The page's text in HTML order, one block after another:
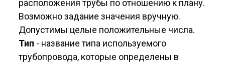
расположения трубы по отношению к плану.
Возможно задание значения вручную.
Допустимы целые положительные числа.
Тип - название типа используемого
трубопровода, которые определены в